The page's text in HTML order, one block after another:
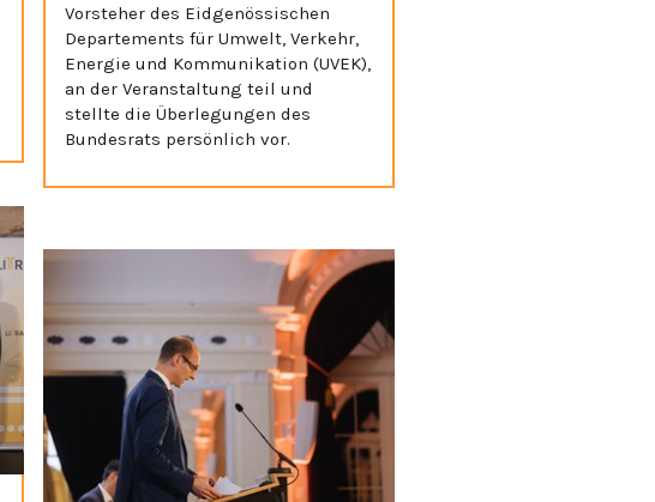
Vorsteher des Eidgenössischen
Departements für Umwelt, Verkehr,
Energie und Kommunikation (UVEK),
an der Veranstaltung teil und
stellte die Überlegungen des
Bundesrats persönlich vor.